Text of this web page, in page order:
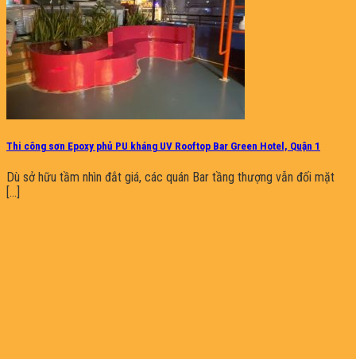
Thi công sơn Epoxy phủ PU kháng UV Rooftop Bar Green Hotel, Quận 1
Dù sở hữu tầm nhìn đắt giá, các quán Bar tầng thượng vẫn đối mặt
[...]